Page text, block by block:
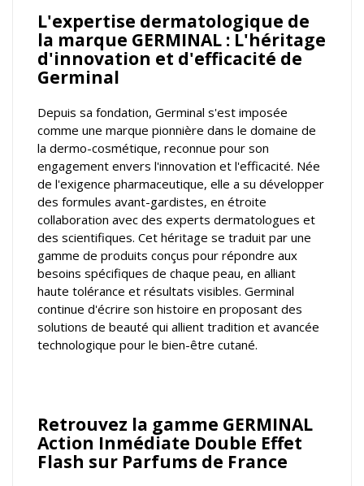
L'expertise dermatologique de
la marque GERMINAL : L'héritage
d'innovation et d'efficacité de
Germinal
Depuis sa fondation, Germinal s'est imposée
comme une marque pionnière dans le domaine de
la dermo-cosmétique, reconnue pour son
engagement envers l'innovation et l'efficacité. Née
de l'exigence pharmaceutique, elle a su développer
des formules avant-gardistes, en étroite
collaboration avec des experts dermatologues et
des scientifiques. Cet héritage se traduit par une
gamme de produits conçus pour répondre aux
besoins spécifiques de chaque peau, en alliant
haute tolérance et résultats visibles. Germinal
continue d'écrire son histoire en proposant des
solutions de beauté qui allient tradition et avancée
technologique pour le bien-être cutané.
Retrouvez la gamme GERMINAL
Action Inmédiate Double Effet
Flash sur Parfums de France